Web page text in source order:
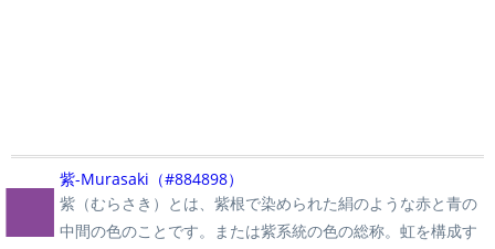
■紫-Murasaki（#884898）
紫（むらさき）とは、紫根で染められた絹のような赤と青の
中間の色のことです。または紫系統の色の総称。虹を構成す